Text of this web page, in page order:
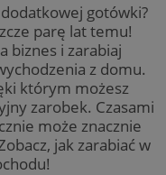
gotówki?
parę lat temu!
biznes i zarabiaj
z domu.
którym możesz
zarobek. Czasami
może znacznie
jak zarabiać w